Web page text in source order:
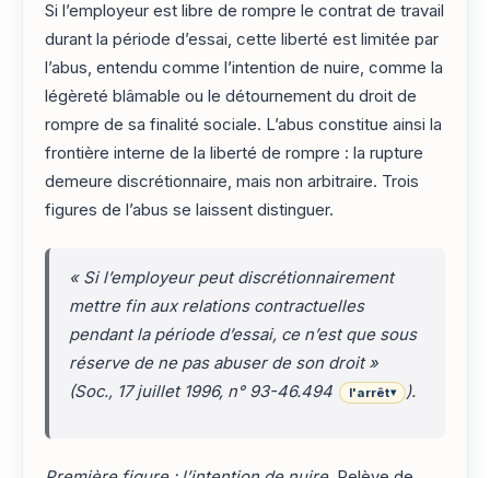
Si l’employeur est libre de rompre le contrat de travail
durant la période d’essai, cette liberté est limitée par
l’abus, entendu comme l’intention de nuire, comme la
légèreté blâmable ou le détournement du droit de
rompre de sa finalité sociale. L’abus constitue ainsi la
frontière interne de la liberté de rompre : la rupture
demeure discrétionnaire, mais non arbitraire. Trois
figures de l’abus se laissent distinguer.
« Si l’employeur peut discrétionnairement
mettre fin aux relations contractuelles
pendant la période d’essai, ce n’est que sous
réserve de ne pas abuser de son droit »
(Soc., 17 juillet 1996, n° 93-46.494
l'arrêt▾ ).